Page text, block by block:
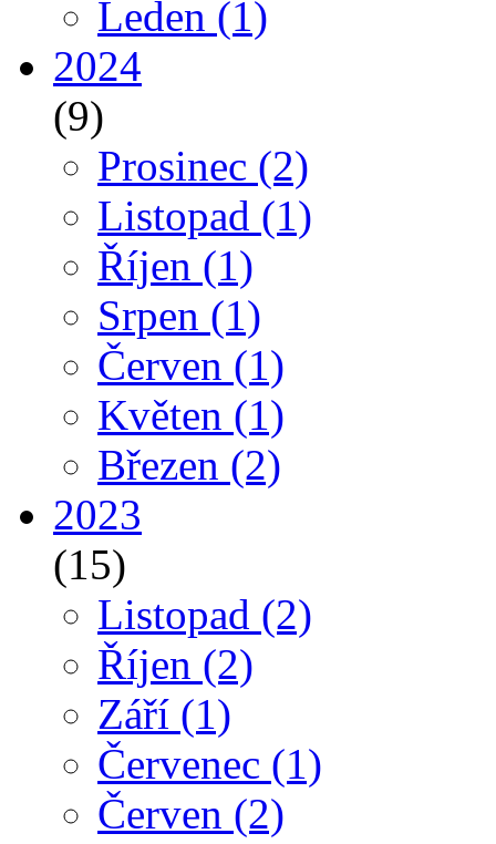
Leden (1)
2024
(9)
Prosinec (2)
Listopad (1)
Říjen (1)
Srpen (1)
Červen (1)
Květen (1)
Březen (2)
2023
(15)
Listopad (2)
Říjen (2)
Září (1)
Červenec (1)
Červen (2)